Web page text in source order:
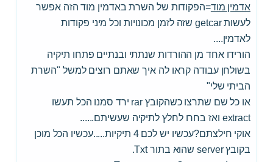
אדמין מוד=הפקודות של השרת באדמין מוד הזה אפשר
לעשות getcar שזה לזמן מכונויות וכל מיני פקודות
לאדמין....
הורידו אחד מן ההורדות שנתתי ובנתיים פתחו תיקיה
בשולחן עבודה קראו לה איך שאתם רוצים למשל "השרת
הביתי שלי"
או כל שם שתרצו כשהקובץ rar ירד סמנו הכל תעשו
extract ואז בחרו לחלץ לתיקיה שעשיתם......
אוקי חילצתם?עכשיו יש לכם 4 תיקיות.....עכשיו הכל מוכן
בקובץ server שהוא בתור Txt.